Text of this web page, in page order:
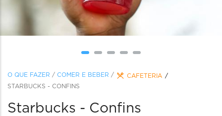
O QUE FAZER / COMER E BEBER /
CAFETERIA
STARBUCKS - CONFINS
Starbucks - Confins